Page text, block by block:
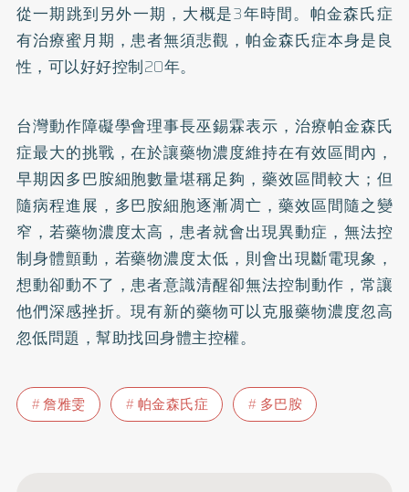
從一期跳到另外一期，大概是3年時間。帕金森氏症
有治療蜜月期，患者無須悲觀，帕金森氏症本身是良
性，可以好好控制20年。
台灣動作障礙學會理事長巫錫霖表示，治療帕金森氏
症最大的挑戰，在於讓藥物濃度維持在有效區間內，
早期因多巴胺細胞數量堪稱足夠，藥效區間較大；但
隨病程進展，多巴胺細胞逐漸凋亡，藥效區間隨之變
窄，若藥物濃度太高，患者就會出現異動症，無法控
制身體顫動，若藥物濃度太低，則會出現斷電現象，
想動卻動不了，患者意識清醒卻無法控制動作，常讓
他們深感挫折。現有新的藥物可以克服藥物濃度忽高
忽低問題，幫助找回身體主控權。
詹雅雯 帕金森氏症 多巴胺